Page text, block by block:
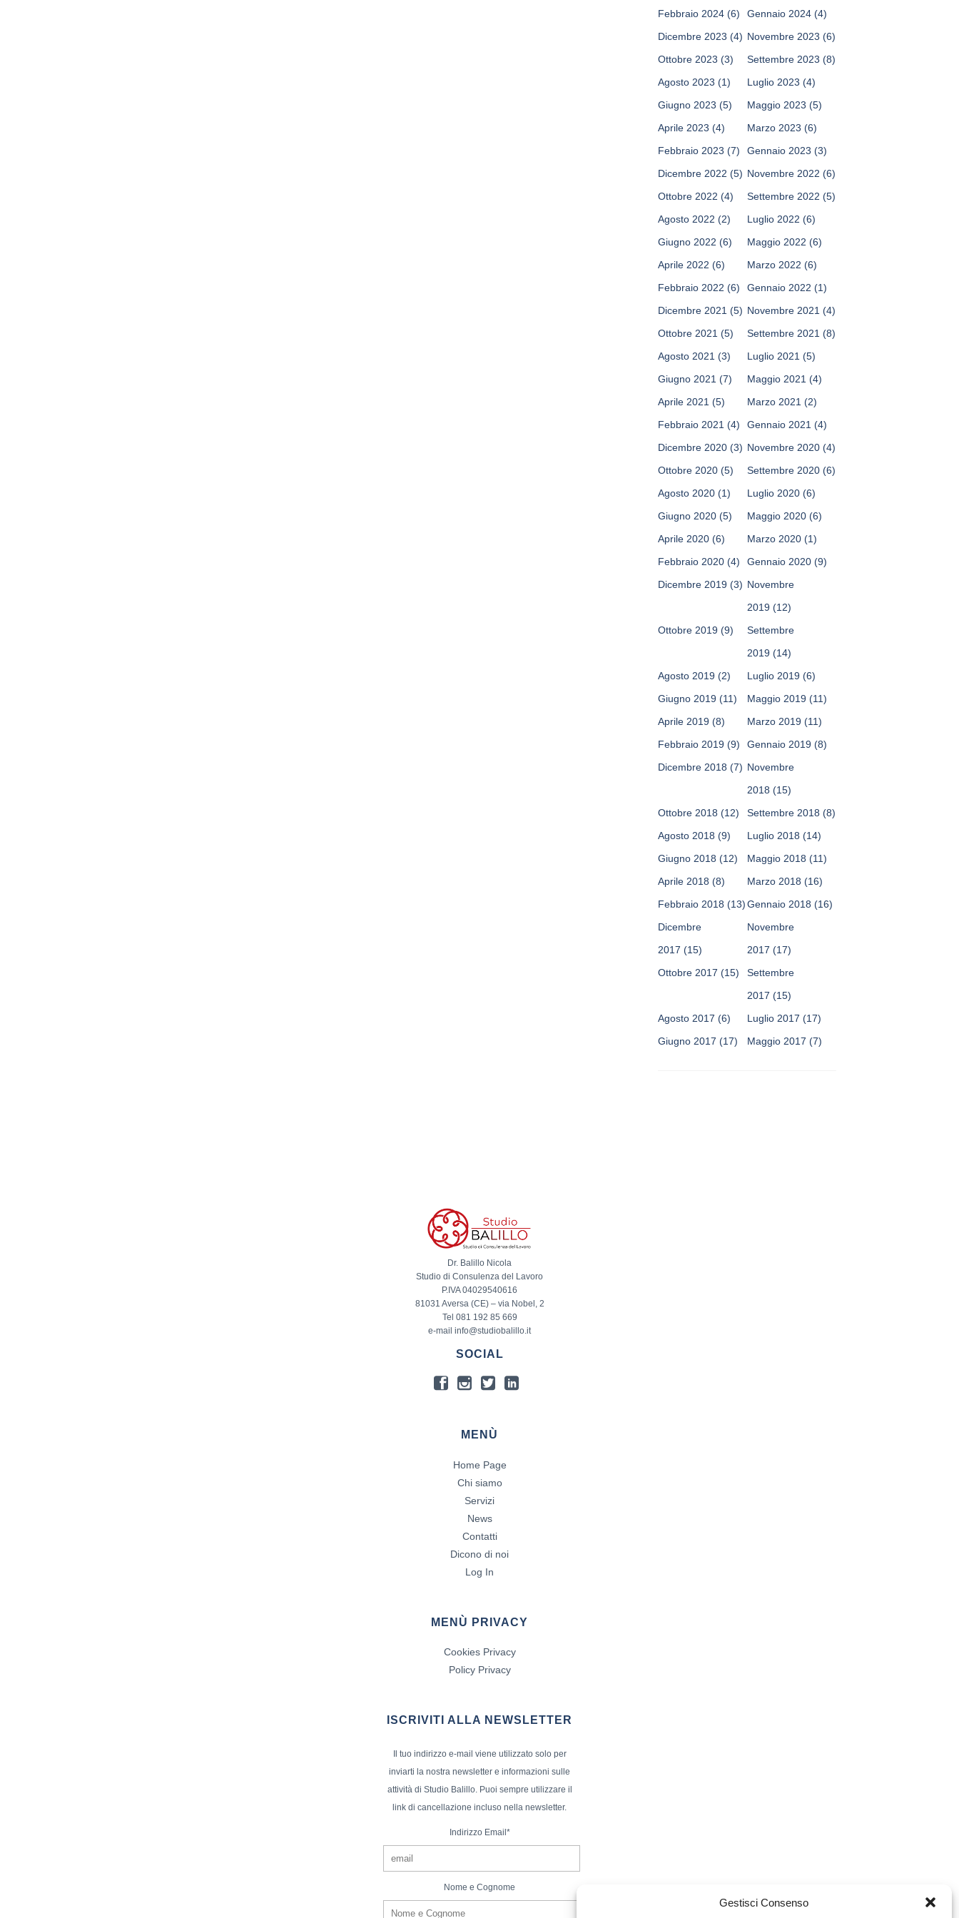
Gestisci Consenso
Febbraio 2024 (6) Gennaio 2024 (4)
Dicembre 2023 (4) Novembre 2023 (6)
Ottobre 2023 (3) Settembre 2023 (8)
Agosto 2023 (1) Luglio 2023 (4)
Giugno 2023 (5) Maggio 2023 (5)
Aprile 2023 (4) Marzo 2023 (6)
Febbraio 2023 (7) Gennaio 2023 (3)
Dicembre 2022 (5) Novembre 2022 (6)
Ottobre 2022 (4) Settembre 2022 (5)
Agosto 2022 (2) Luglio 2022 (6)
Giugno 2022 (6) Maggio 2022 (6)
Aprile 2022 (6) Marzo 2022 (6)
Febbraio 2022 (6) Gennaio 2022 (1)
Dicembre 2021 (5) Novembre 2021 (4)
Ottobre 2021 (5) Settembre 2021 (8)
Agosto 2021 (3) Luglio 2021 (5)
Giugno 2021 (7) Maggio 2021 (4)
Aprile 2021 (5) Marzo 2021 (2)
Febbraio 2021 (4) Gennaio 2021 (4)
Dicembre 2020 (3) Novembre 2020 (4)
Ottobre 2020 (5) Settembre 2020 (6)
Agosto 2020 (1) Luglio 2020 (6)
Giugno 2020 (5) Maggio 2020 (6)
Aprile 2020 (6) Marzo 2020 (1)
Febbraio 2020 (4) Gennaio 2020 (9)
Dicembre 2019 (3) Novembre
2019 (12)
Ottobre 2019 (9)
Settembre
2019 (14)
Agosto 2019 (2) Luglio 2019 (6)
Giugno 2019 (11) Maggio 2019 (11)
Aprile 2019 (8) Marzo 2019 (11)
Febbraio 2019 (9) Gennaio 2019 (8)
Dicembre 2018 (7) Novembre
2018 (15)
Ottobre 2018 (12) Settembre 2018 (8)
Agosto 2018 (9) Luglio 2018 (14)
Giugno 2018 (12) Maggio 2018 (11)
Aprile 2018 (8) Marzo 2018 (16)
Febbraio 2018 (13)Gennaio 2018 (16)
Dicembre
2017 (15)
Novembre
2017 (17)
Ottobre 2017 (15)
Settembre
2017 (15)
Agosto 2017 (6) Luglio 2017 (17)
Giugno 2017 (17) Maggio 2017 (7)
Dr. Balillo Nicola
Studio di Consulenza del Lavoro
P.IVA 04029540616
81031 Aversa (CE) – via Nobel, 2
Tel 081 192 85 669
e-mail info@studiobalillo.it
SOCIAL
MENÙ
Home Page
Chi siamo
Servizi
News
Contatti
Dicono di noi
Log In
MENÙ PRIVACY
Cookies Privacy
Policy Privacy
ISCRIVITI ALLA NEWSLETTER
Il tuo indirizzo e-mail viene utilizzato solo per
inviarti la nostra newsletter e informazioni sulle
attività di Studio Balillo. Puoi sempre utilizzare il
link di cancellazione incluso nella newsletter.
Indirizzo Email*
Nome e Cognome